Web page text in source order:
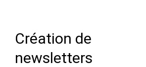
Création de
newsletters